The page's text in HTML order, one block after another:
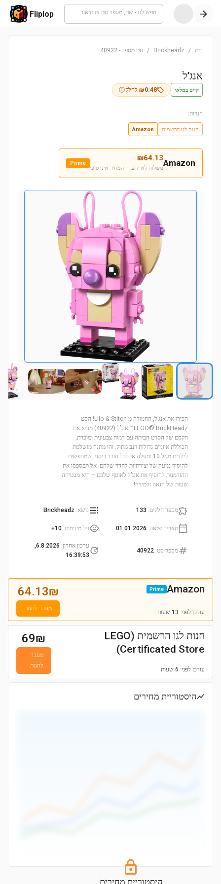
חפש לגו - שם, מספר סט או תיאור Fliplop
בית /
Brickheadz
/ סט מספר -
40922
אנג’ל
קיים במלאי ₪0.48 לחלק
חנויות:
חנות לגו הרשמית Amazon
Amazon
₪64.13
משלוח לא ידוע — המחיר אינו סופי
Prime
הכירו את אנג’ל, החמודה מ-Lilo & Stitch! הסט
LEGO® BrickHeadz™ אנג’ל (40922) מביא את
הקסם של הסרט הביתה עם דמות צבעונית ומוכרת,
הכוללת אוזניים גדולות וזנב מתוק. זהו מתנה מושלמת
לילדים מגיל 10 ומעלה או לכל חובב דיסני, שמחפשים
להוסיף נגיעה של יצירתיות לחדר שלהם. אל תפספסו את
ההזדמנות להוסיף את אנג’ל לאוסף שלכם – היא מבטיחה
שעות של הנאה ולמידה!
מספר חלקים:
133 נושא:
Brickheadz
תאריך יציאה:
01.01.2026 גיל מינימום:
10+
מספר סט:
40922
עדכון אחרון:
6.8.2026,
16:39:53
Amazon
Prime
עודכן לפני: 13 שעות
64.13₪
מעבר לחנות
חנות לגו הרשמית (LEGO
Certificated Store)
עודכן לפני: 6 שעות
69₪
מעבר
לחנות
היסטוריית מחירים
היסטוריית מחירים